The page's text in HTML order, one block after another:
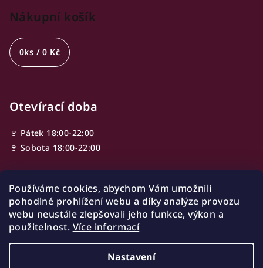
Používáme cookies, abychom Vám umožnili
pohodlné prohlížení webu a díky analýze provozu
webu neustále zlepšovali jeho funkce, výkon a
použitelnost. Více informací
Nastavení
Nákupní košík
0ks /0 Kč
Otevírací doba
🍷 Pátek 18:00-22:00
🍷 Sobota 18:00-22:00
Adresa
Ve Smečkách 603/13,
110 00 Nové Město
Praha, Czech republic